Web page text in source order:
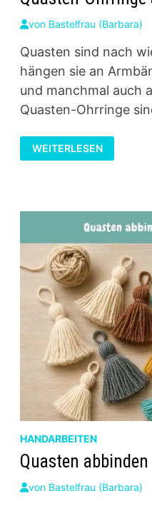
von Bastelfrau (Barbara)
Quasten sind nach
hängen sie an
und manchmal auch
Quasten-Ohrringe
QUASTEN-
OHRRINGE
AUS
WEITERLESEN
HANDARBEITEN
Quasten
von Bastelfrau (Barbara)